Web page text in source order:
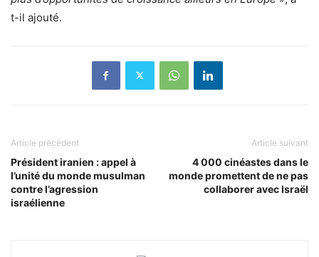
t-il ajouté.
Article précédent
Président iranien : appel à
l’unité du monde musulman
contre l’agression
israélienne
Article suivant
4 000 cinéastes dans le
monde promettent de ne pas
collaborer avec Israël